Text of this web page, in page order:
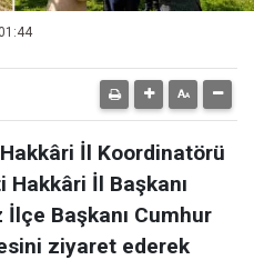
İl Koordinatörü
Hakkâri İl Başkanı
Başkanı Cumhur
ziyaret ederek